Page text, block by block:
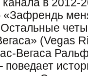
«Зафрендь
(Vegas
Вегаса
поведает